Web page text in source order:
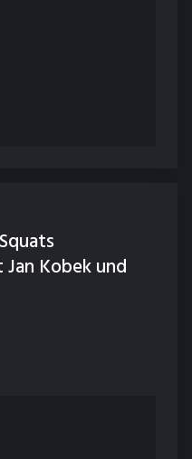
Kobek und